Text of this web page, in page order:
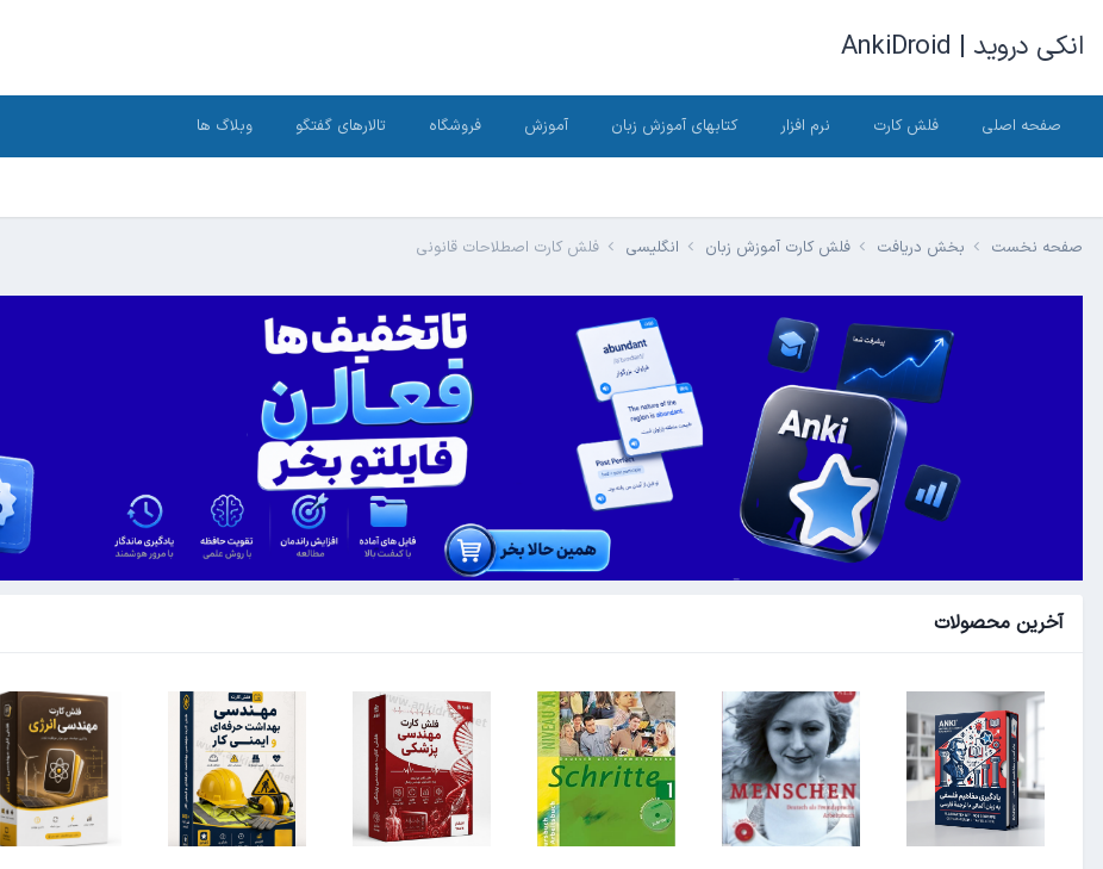
انکی دروید | AnkiDroid
صفحه اصلی فلش کارت نرم افزار کتابهای آموزش زبان آموزش فروشگاه تالارهای گفتگو وبلاگ ها
صفحه نخست بخش دریافت فلش کارت آموزش زبان انگلیسی فلش کارت اصطلاحات قانونی
آخرین محصولات